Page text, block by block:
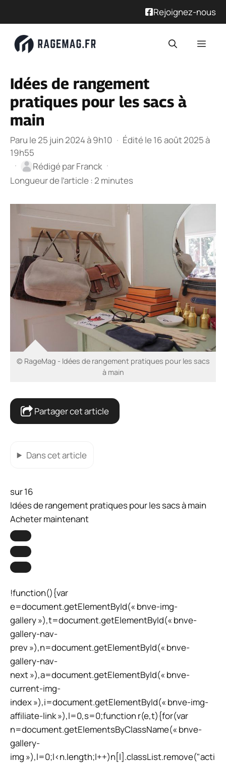
Rejoignez-nous
Idées de rangement
pratiques pour les sacs à
main
Paru le 25 juin 2024 à 9h10 · Édité le 16 août 2025 à
19h55
·
Rédigé parFranck ·
Longueur de l’article : 2 minutes
© RageMag - Idées de rangement pratiques pour les sacs
à main
Partager cet article
Dans cet article
sur 16
Idées de rangement pratiques pour les sacs à main
Acheter maintenant
!function(){var
e=document.getElementById(« bnve-img-
gallery »),t=document.getElementById(« bnve-
gallery-nav-
prev »),n=document.getElementById(« bnve-
gallery-nav-
next »),a=document.getElementById(« bnve-
current-img-
index »),i=document.getElementById(« bnve-img-
affiliate-link »),l=0,s=0;function r(e,t){for(var
n=document.getElementsByClassName(« bnve-
gallery-
img »),l=0;l<n.length;l++)n[l].classList.remove("acti